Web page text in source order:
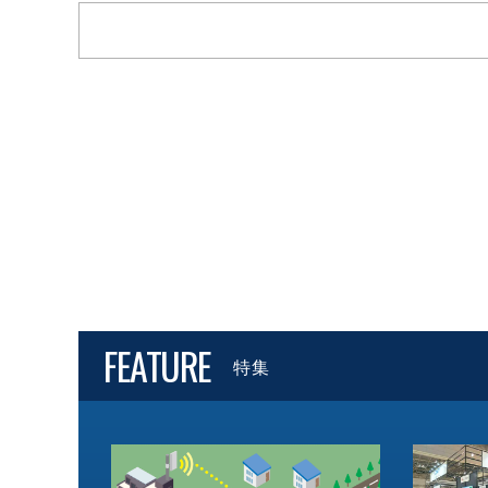
FEATURE 特集